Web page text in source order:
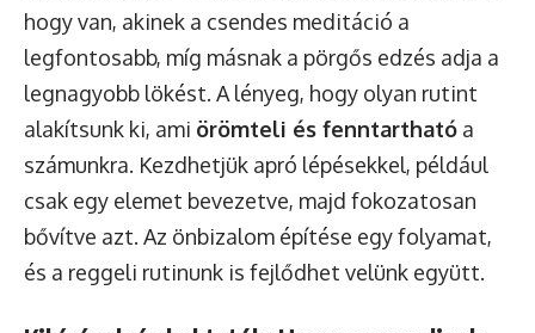
hogy van, akinek a csendes meditáció a
legfontosabb, míg másnak a pörgős edzés adja a
legnagyobb lökést. A lényeg, hogy olyan rutint
alakítsunk ki, ami örömteli és fenntartható a
számunkra. Kezdhetjük apró lépésekkel, például
csak egy elemet bevezetve, majd fokozatosan
bővítve azt. Az önbizalom építése egy folyamat,
és a reggeli rutinunk is fejlődhet velünk együtt.